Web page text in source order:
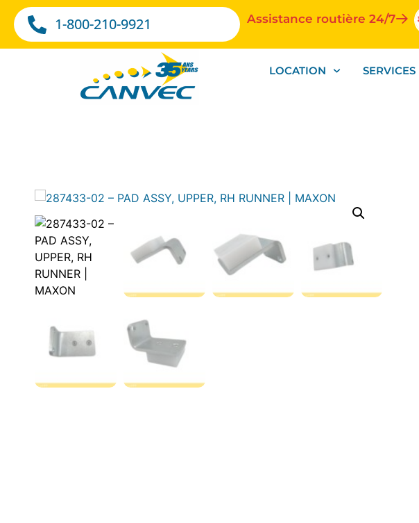
1-800-210-9921 Assistance routière 24/7
LOCATION SERVICES